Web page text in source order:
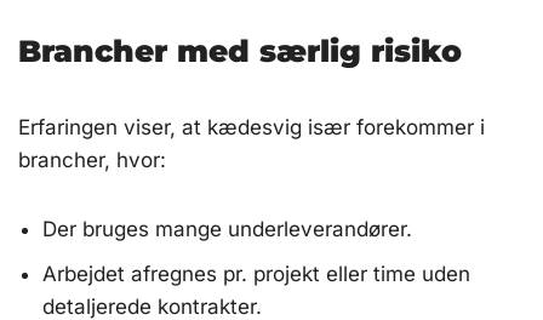
Brancher med særlig risiko
Erfaringen viser, at kædesvig især forekommer i
brancher, hvor:
Der bruges mange underleverandører.
Arbejdet afregnes pr. projekt eller time uden
detaljerede kontrakter.